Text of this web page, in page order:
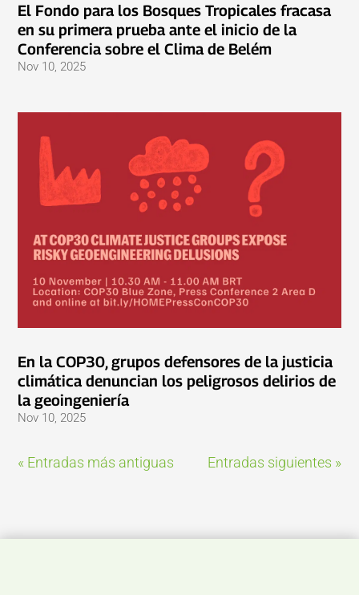
El Fondo para los Bosques Tropicales fracasa
en su primera prueba ante el inicio de la
Conferencia sobre el Clima de Belém
Nov 10, 2025
En la COP30, grupos defensores de la justicia
climática denuncian los peligrosos delirios de
la geoingeniería
Nov 10, 2025
« Entradas más antiguas Entradas siguientes »